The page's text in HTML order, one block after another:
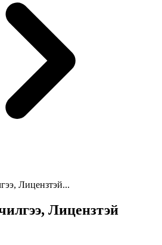
Лицензтэй...
Лицензтэй